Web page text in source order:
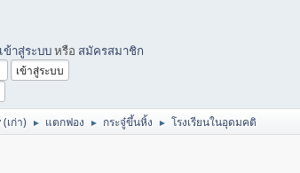
เข้าสู่ระบบหรือ สมัครสมาชิก
เก่า) ► แตกฟอง ► กระจู๋ขึ้นหิ้ง ► โรงเรียนในอุดมคติ